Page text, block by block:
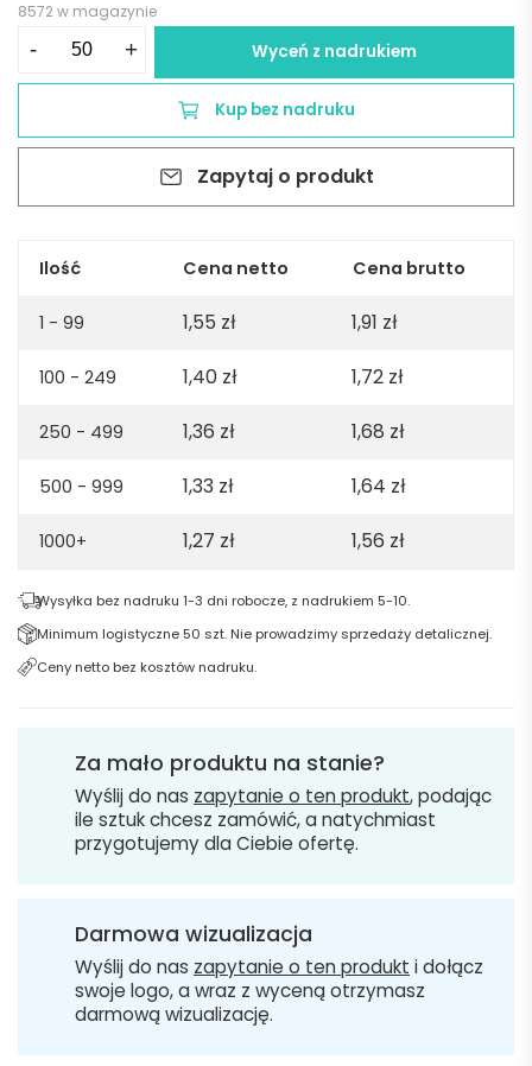
8572 w magazynie
-
szary
+ Wyceń z nadrukiem
Kup bez nadruku
Zapytaj o produkt
Ilość Cena netto Cena brutto
1 - 99 1,55 zł 1,91 zł
100 - 249 1,40 zł 1,72 zł
250 - 499 1,36 zł 1,68 zł
500 - 999 1,33 zł 1,64 zł
1000+ 1,27 zł 1,56 zł
Wysyłka bez nadruku 1-3 dni robocze, z nadrukiem 5-10.
Minimum logistyczne 50 szt. Nie prowadzimy sprzedaży detalicznej.
Ceny netto bez kosztów nadruku.
Za mało produktu na stanie?
Wyślij do nas zapytanie o ten produkt, podając
ile sztuk chcesz zamówić, a natychmiast
przygotujemy dla Ciebie ofertę.
Darmowa wizualizacja
Wyślij do nas zapytanie o ten produkt i dołącz
swoje logo, a wraz z wyceną otrzymasz
darmową wizualizację.